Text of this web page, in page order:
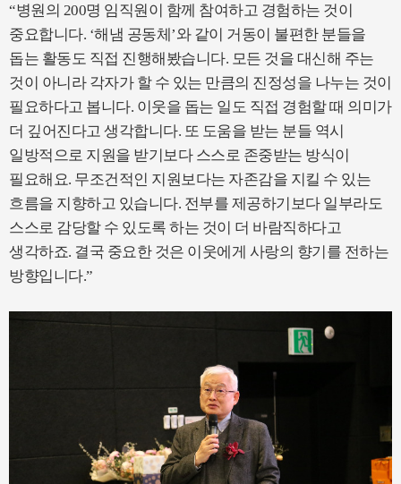
“병원의 200명 임직원이 함께 참여하고 경험하는 것이
중요합니다. ‘해냄 공동체’와 같이 거동이 불편한 분들을
돕는 활동도 직접 진행해봤습니다. 모든 것을 대신해 주는
것이 아니라 각자가 할 수 있는 만큼의 진정성을 나누는 것이
필요하다고 봅니다. 이웃을 돕는 일도 직접 경험할 때 의미가
더 깊어진다고 생각합니다. 또 도움을 받는 분들 역시
일방적으로 지원을 받기보다 스스로 존중받는 방식이
필요해요. 무조건적인 지원보다는 자존감을 지킬 수 있는
흐름을 지향하고 있습니다. 전부를 제공하기보다 일부라도
스스로 감당할 수 있도록 하는 것이 더 바람직하다고
생각하죠. 결국 중요한 것은 이웃에게 사랑의 향기를 전하는
방향입니다.”